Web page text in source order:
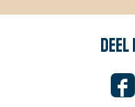
Deel
D